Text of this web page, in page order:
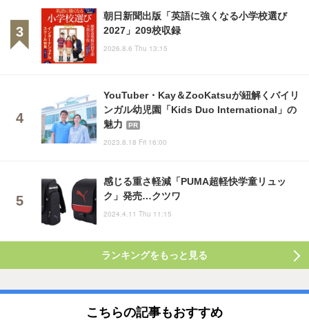
朝日新聞出版「英語に強くなる小学校選び
2027」209校収録
2026.8.6 Thu 13:15
YouTuber・Kay＆ZooKatsuが紐解くバイリ
ンガル幼児園「Kids Duo International」の
魅力
PR
2023.8.18 Fri 16:00
感じる重さ軽減「PUMA超軽快学童リュッ
ク」発売…クツワ
2024.4.11 Thu 11:15
ランキングをもっと見る
こちらの記事もおすすめ